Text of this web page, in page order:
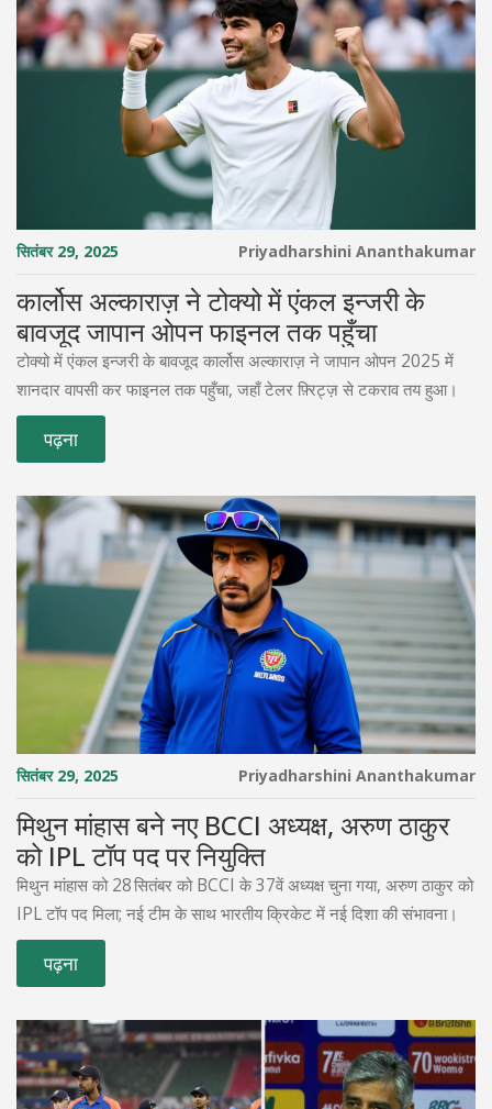
सितंबर 29, 2025 Priyadharshini Ananthakumar
कार्लोस अल्काराज़ ने टोक्यो में एंकल इन्जरी के
बावजूद जापान ओपन फाइनल तक पहुँचा
टोक्यो में एंकल इन्जरी के बावजूद कार्लोस अल्काराज़ ने जापान ओपन 2025 में
शानदार वापसी कर फाइनल तक पहुँचा, जहाँ टेलर फ़्रिट्ज़ से टकराव तय हुआ।
पढ़ना
सितंबर 29, 2025 Priyadharshini Ananthakumar
मिथुन मांहास बने नए BCCI अध्यक्ष, अरुण ठाकुर
को IPL टॉप पद पर नियुक्ति
मिथुन मांहास को 28 सितंबर को BCCI के 37वें अध्यक्ष चुना गया, अरुण ठाकुर को
IPL टॉप पद मिला; नई टीम के साथ भारतीय क्रिकेट में नई दिशा की संभावना।
पढ़ना